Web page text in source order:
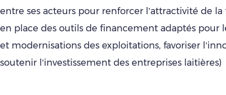
entre ses acteurs pour renforcer l’attractivité de
en place des outils de financement adaptés pour
et modernisations des exploitations, favoriser
soutenir l’investissement des entreprises laitières)